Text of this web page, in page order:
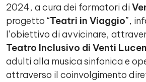
2024, a cura dei formatori di
progetto “Teatri in Viaggio”,
l’obiettivo di avvicinare,
Teatro Inclusivo di Venti
adulti alla musica sinfonica e
attraverso il coinvolgimento